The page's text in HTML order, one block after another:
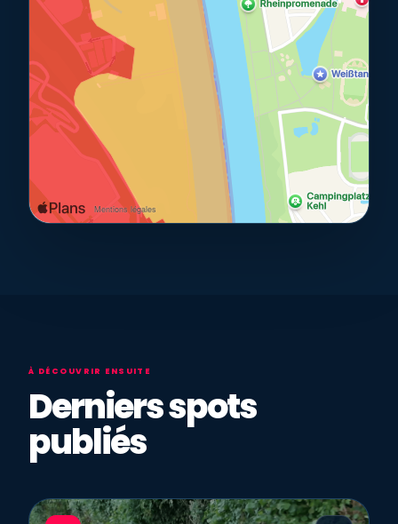
À DÉCOUVRIR ENSUITE
Derniers spots
publiés